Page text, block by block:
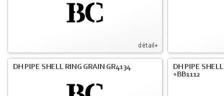
détail+
DH PIPE SHELL RING GRAIN GR4134
DH PIPE
+BB1112